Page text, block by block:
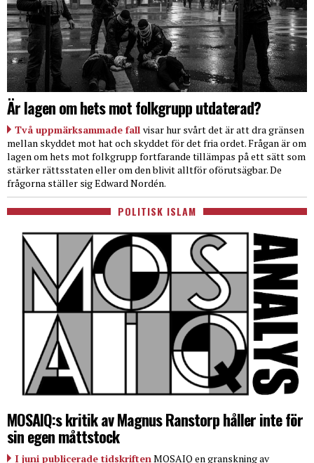
Är lagen om hets mot folkgrupp utdaterad?
Två uppmärksammade fall visar hur svårt det är att dra gränsen
mellan skyddet mot hat och skyddet för det fria ordet. Frågan är om
lagen om hets mot folkgrupp fortfarande tillämpas på ett sätt som
stärker rättsstaten eller om den blivit alltför oförutsägbar. De
frågorna ställer sig Edward Nordén.
POLITISK ISLAM
MOSAIQ:s kritik av Magnus Ranstorp håller inte för
sin egen måttstock
I juni publicerade tidskriftenMOSAIQ en granskning av